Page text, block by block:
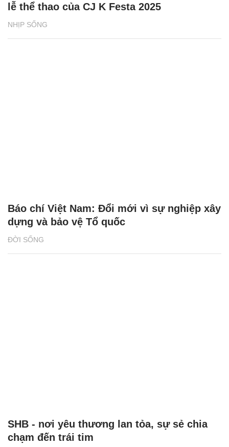
NHỊP SỐNG
lễ thể thao của CJ K Festa 2025
ĐỜI SỐNG
Báo chí Việt Nam: Đổi mới vì sự nghiệp xây
dựng và bảo vệ Tổ quốc
SHB - nơi yêu thương lan tỏa, sự sẻ chia
chạm đến trái tim